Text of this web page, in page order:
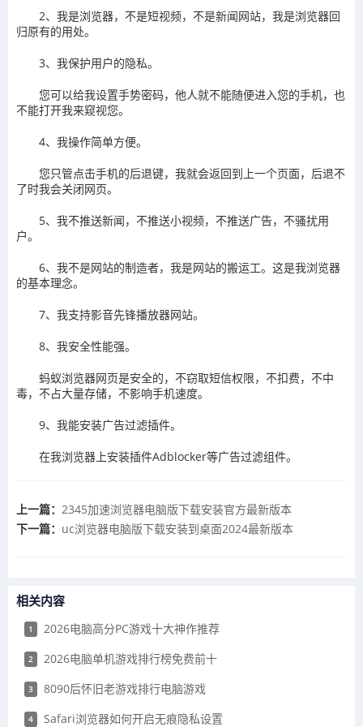
2、我是浏览器，不是短视频，不是新闻网站，我是浏览器回
归原有的用处。
3、我保护用户的隐私。
您可以给我设置手势密码，他人就不能随便进入您的手机，也
不能打开我来窥视您。
4、我操作简单方便。
您只管点击手机的后退键，我就会返回到上一个页面，后退不
了时我会关闭网页。
5、我不推送新闻，不推送小视频，不推送广告，不骚扰用
户。
6、我不是网站的制造者，我是网站的搬运工。这是我浏览器
的基本理念。
7、我支持影音先锋播放器网站。
8、我安全性能强。
蚂蚁浏览器网页是安全的，不窃取短信权限，不扣费，不中
毒，不占大量存储，不影响手机速度。
9、我能安装广告过滤插件。
在我浏览器上安装插件Adblocker等广告过滤组件。
上一篇： ​2345加速浏览器电脑版下载安装官方最新版本
下一篇： ​uc浏览器电脑版下载安装到桌面2024最新版本
相关内容
1 2026电脑高分PC游戏十大神作推荐
2 2026电脑单机游戏排行榜免费前十
3 8090后怀旧老游戏排行电脑游戏
4 Safari浏览器如何开启无痕隐私设置